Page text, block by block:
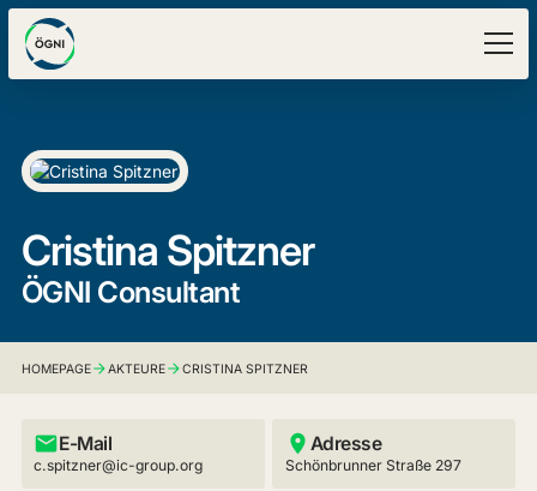
Cristina Spitzner
ÖGNI Consultant
HOMEPAGE AKTEURE CRISTINA SPITZNER
E-Mail
c.spitzner@ic-group.org
Adresse
Schönbrunner Straße 297